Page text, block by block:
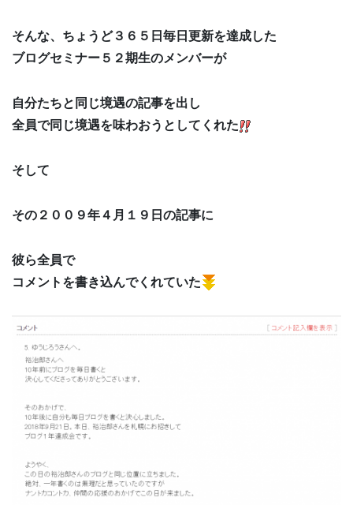
そんな、ちょうど３６５日毎日更新を達成した
ブログセミナー５２期生のメンバーが
自分たちと同じ境遇の記事を出し
全員で同じ境遇を味わおうとしてくれた
そして
その２００９年４月１９日の記事に
彼ら全員で
コメントを書き込んでくれていた